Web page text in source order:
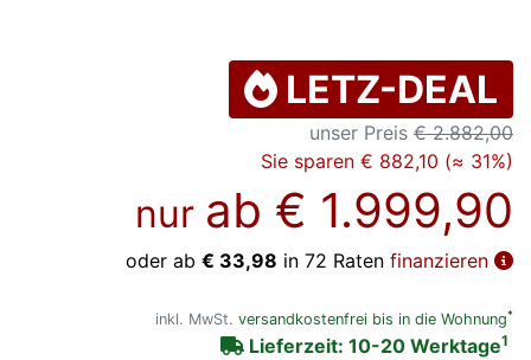
LETZ-DEAL
unser Preis € 2.882,00
Sie sparen € 882,10 (≈ 31%)
nur ab € 1.999,90
oder ab € 33,98 in 72 Raten finanzieren
inkl. MwSt. versandkostenfrei bis in die Wohnung*
Lieferzeit: 10-20 Werktage1